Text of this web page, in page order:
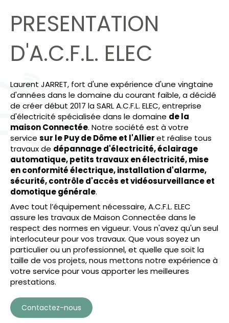
PRESENTATION
D'A.C.F.L. ELEC
Laurent JARRET, fort d'une expérience d'une vingtaine
d'années dans le domaine du courant faible, a décidé
de créer début 2017 la SARL A.C.F.L. ELEC, entreprise
d'électricité spécialisée dans le domaine de la
maison Connectée. Notre société est à votre
service sur le Puy de Dôme et l'Allieret réalise tous
travaux de dépannage d'électricité, éclairage
automatique, petits travaux en électricité, mise
en conformité électrique, installation d'alarme,
sécurité, contrôle d'accès et vidéosurveillance et
domotique générale.
Avec tout l’équipement nécessaire, A.C.F.L. ELEC
assure les travaux de Maison Connectée dans le
respect des normes en vigueur. Vous n'avez qu'un seul
interlocuteur pour vos travaux. Que vous soyez un
particulier ou un professionnel, et quelle que soit la
taille de vos projets, nous mettons notre expérience à
votre service pour vous apporter les meilleures
prestations.
Contactez-nous